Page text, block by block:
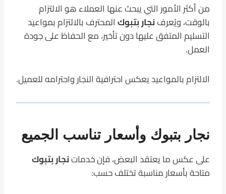
من أكثر الأمور التي يبحث عنها العملاء هو الالتزام
بالوقت، ويُعرفنجار بتبوكالمحترف بالالتزام بمواعيد
التسليم المتفق عليها دون تأخير، مع الحفاظ على جودة
العمل.
الالتزام بالمواعيد يعكس احترافية النجار واحترامه للعميل.
نجار بتبوك وأسعار تناسب الجميع
على عكس ما يعتقد البعض، فإن خدماتنجار بتبوك
متاحة بأسعار مناسبة تختلف حسب: